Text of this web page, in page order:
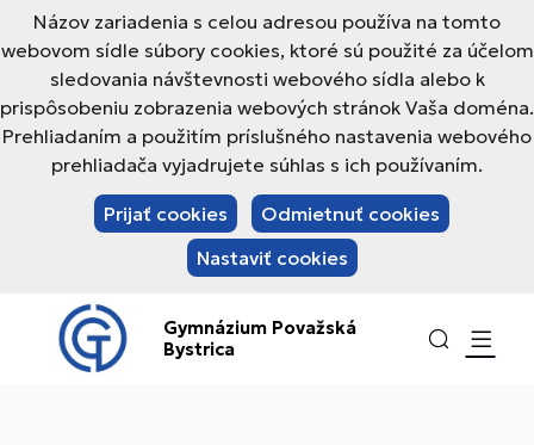
Názov zariadenia s celou adresou používa na tomto
webovom sídle súbory cookies, ktoré sú použité za účelom
sledovania návštevnosti webového sídla alebo k
prispôsobeniu zobrazenia webových stránok Vaša doména.
Prehliadaním a použitím príslušného nastavenia webového
prehliadača vyjadrujete súhlas s ich používaním.
Prijať cookies
Odmietnuť cookies
Nastaviť cookies
Gymnázium Považská
Bystrica